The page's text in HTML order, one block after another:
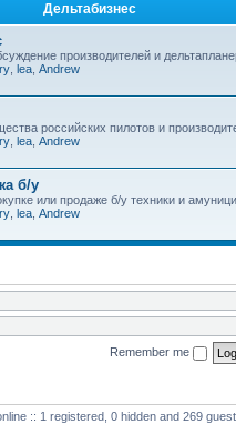
Дельтабизнес
производителей и
lea Andrew
российских пилотов и
lea Andrew
б/у
или продаже б/у техники и
lea Andrew
Remember me
:: 1 registered, 0 hidden and 269